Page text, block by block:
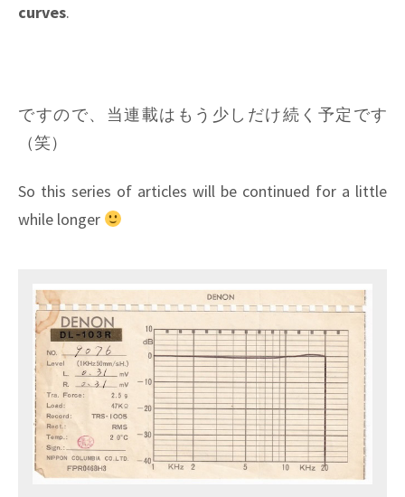
curves.
ですので、当連載はもう少しだけ続く予定です
（笑）
So this series of articles will be continued for a little
while longer